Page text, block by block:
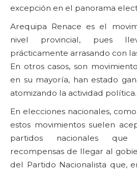
excepción en el panorama
Arequipa Renace es el
nivel provincial, pues
prácticamente arrasando con
En otros casos, son
en su mayoría, han estado
atomizando la actividad política.
En elecciones nacionales,
estos movimientos suelen
partidos nacionales que
recompensas de llegar al
del Partido Nacionalista que,